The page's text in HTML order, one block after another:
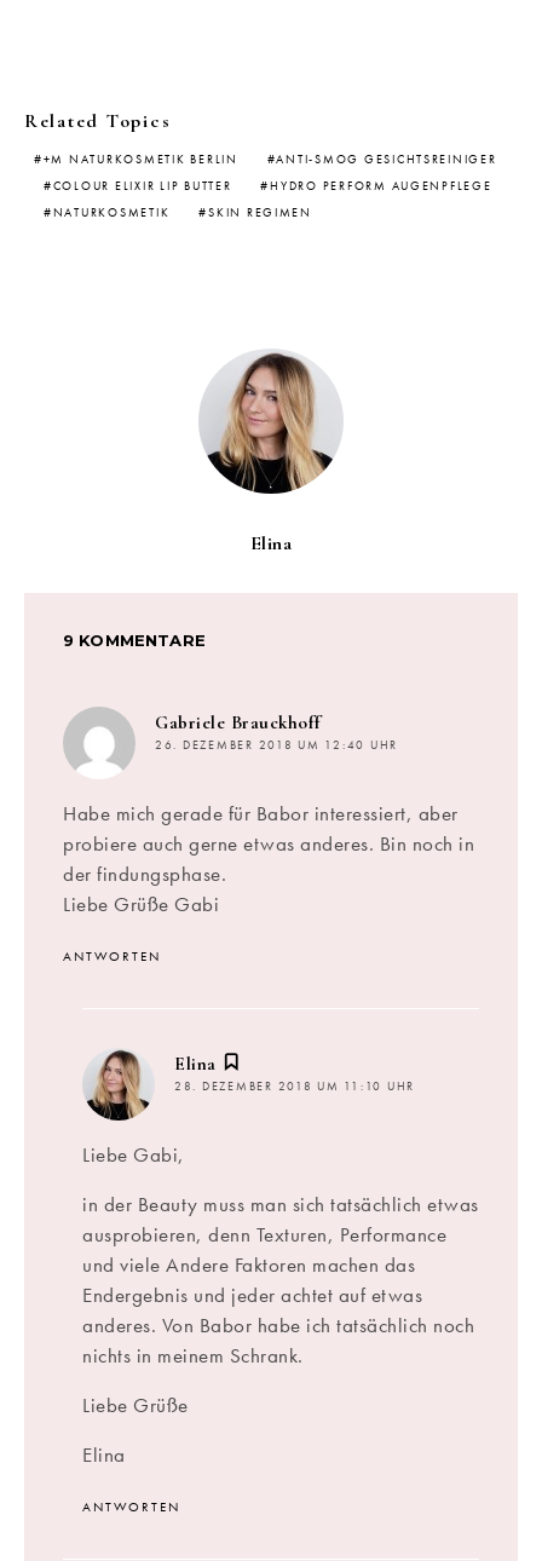
Related Topics
+M NATURKOSMETIK BERLIN
ANTI-SMOG GESICHTSREINIGER
COLOUR ELIXIR LIP BUTTER
HYDRO PERFORM AUGENPFLEGE
NATURKOSMETIK
SKIN REGIMEN
Elina
9 KOMMENTARE
Gabriele Brauckhoffsagt:
26. DEZEMBER 2018 UM 12:40 UHR
Habe mich gerade für Babor interessiert, aber
probiere auch gerne etwas anderes. Bin noch in
der findungsphase.
Liebe Grüße Gabi
ANTWORTEN
Elina
28. DEZEMBER 2018 UM 11:10 UHR
Liebe Gabi,
in der Beauty muss man sich tatsächlich etwas
ausprobieren, denn Texturen, Performance
und viele Andere Faktoren machen das
Endergebnis und jeder achtet auf etwas
anderes. Von Babor habe ich tatsächlich noch
nichts in meinem Schrank.
Liebe Grüße
Elina
ANTWORTEN